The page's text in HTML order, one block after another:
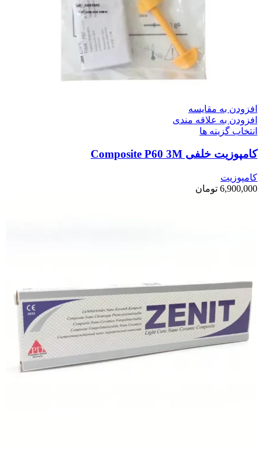
افزودن به مقایسه
افزودن به علاقه مندی
انتخاب گزینه ها
کامپوزیت خلفی Composite P60 3M
کامپوزیت
6,900,000 تومان